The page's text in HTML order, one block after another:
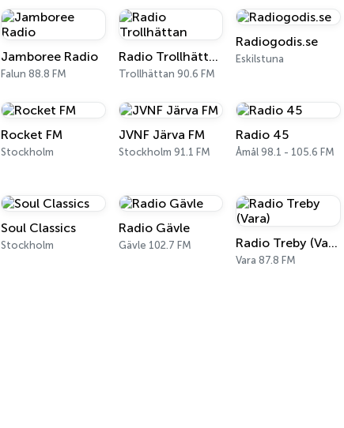
Jamboree Radio
Falun 88.8 FM
Radio Trollhättan
Trollhättan 90.6 FM
Radiogodis.se
Eskilstuna
Rocket FM
Stockholm
JVNF Järva FM
Stockholm 91.1 FM
Radio 45
Åmål 98.1 - 105.6 FM
Soul Classics
Stockholm
Radio Gävle
Gävle 102.7 FM Radio Treby (Vara)
Vara 87.8 FM